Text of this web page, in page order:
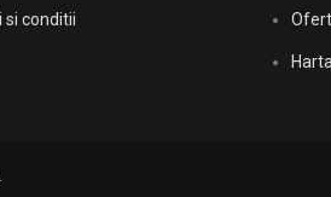
si conditii